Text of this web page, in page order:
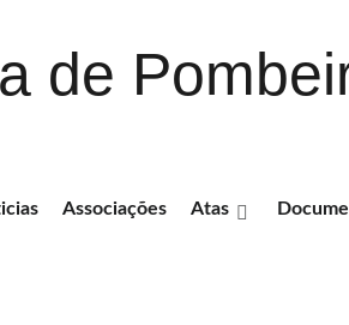
de
Associações Atas